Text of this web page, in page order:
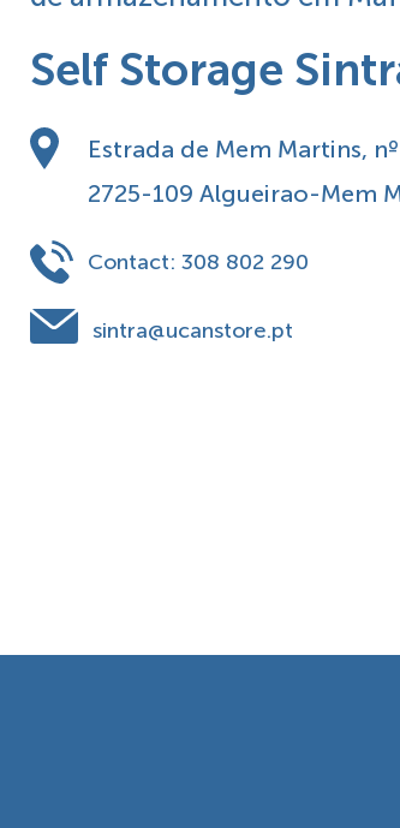
Self Storage
Estrada de Mem Martins,
2725-109 Algueirao-Mem
Contact: 308 802 290
sintra@ucanstore.pt